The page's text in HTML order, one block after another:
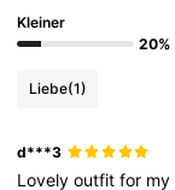
Kleiner
20%
Liebe(1)
d***3
Lovelyoutfitfor my